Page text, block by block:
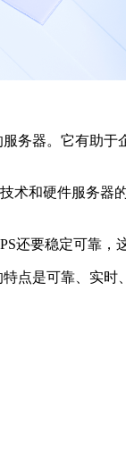
务器。它有助于
术和硬件服务器
还要稳定可靠，
点是可靠、实